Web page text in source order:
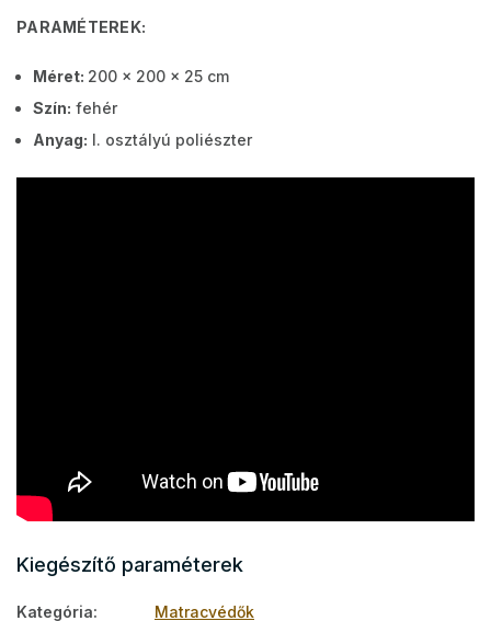
PARAMÉTEREK:
Méret: 200 x 200 x 25 cm
Szín: fehér
Anyag: I. osztályú poliészter
Kiegészítő paraméterek
Kategória:
Matracvédők